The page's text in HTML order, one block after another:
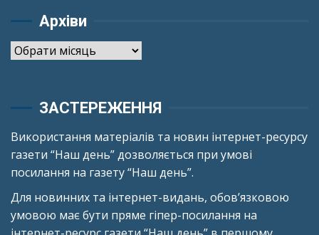
Архіви
Архіви
ЗАСТЕРЕЖЕННЯ
Використання матеріалів та новин інтернет-ресурсу
газети “Наш день” дозволяється при умові
посилання на газету “Наш день”.
Для новинних та інтернет-видань, обов’язковою
умовою має бути пряме гіпер-посилання на